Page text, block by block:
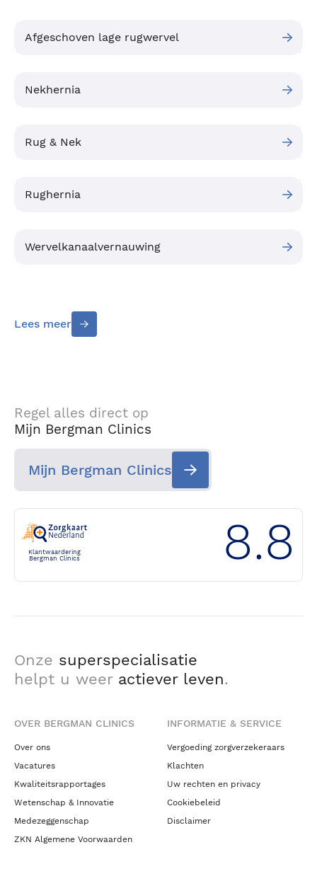
Afgeschoven lage rugwervel
Nekhernia
Rug & Nek
Rughernia
Wervelkanaalvernauwing
Lees meer
Regel alles direct op
Mijn Bergman Clinics
Mijn Bergman Clinics
Klantwaardering
Bergman Clinics
8.8
Onze superspecialisatie
helpt u weer actiever leven.
OVER BERGMAN CLINICS
Over ons
Vacatures
Kwaliteitsrapportages
Wetenschap & Innovatie
Medezeggenschap
ZKN Algemene Voorwaarden
INFORMATIE & SERVICE
Vergoeding zorgverzekeraars
Klachten
Uw rechten en privacy
Cookiebeleid
Disclaimer